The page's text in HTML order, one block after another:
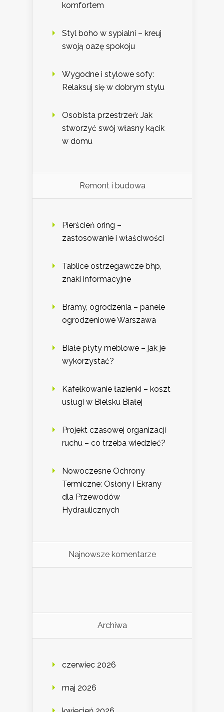
komfortem
Styl boho w sypialni – kreuj
swoją oazę spokoju
Wygodne i stylowe sofy:
Relaksuj się w dobrym stylu
Osobista przestrzeń: Jak
stworzyć swój własny kącik
w domu
Remont i budowa
Pierścień oring –
zastosowanie i właściwości
Tablice ostrzegawcze bhp,
znaki informacyjne
Bramy, ogrodzenia – panele
ogrodzeniowe Warszawa
Białe płyty meblowe – jak je
wykorzystać?
Kafelkowanie łazienki – koszt
usługi w Bielsku Białej
Projekt czasowej organizacji
ruchu – co trzeba wiedzieć?
Nowoczesne Ochrony
Termiczne: Osłony i Ekrany
dla Przewodów
Hydraulicznych
Najnowsze komentarze
Archiwa
czerwiec 2026
maj 2026